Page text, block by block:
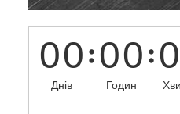
00
Днів
00
Годин
0